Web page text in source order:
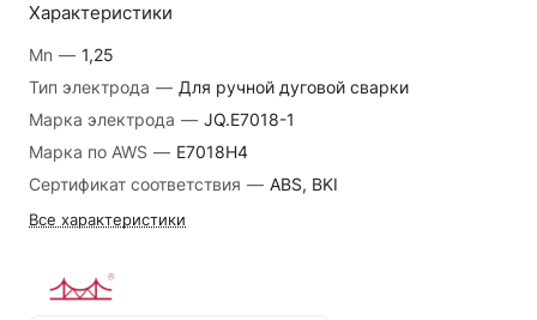
Характеристики
Mn — 1,25
Тип электрода — Для ручной дуговой сварки
Марка электрода — JQ.E7018-1
Марка по AWS — E7018H4
Сертификат соответствия — ABS, BKI
Все характеристики